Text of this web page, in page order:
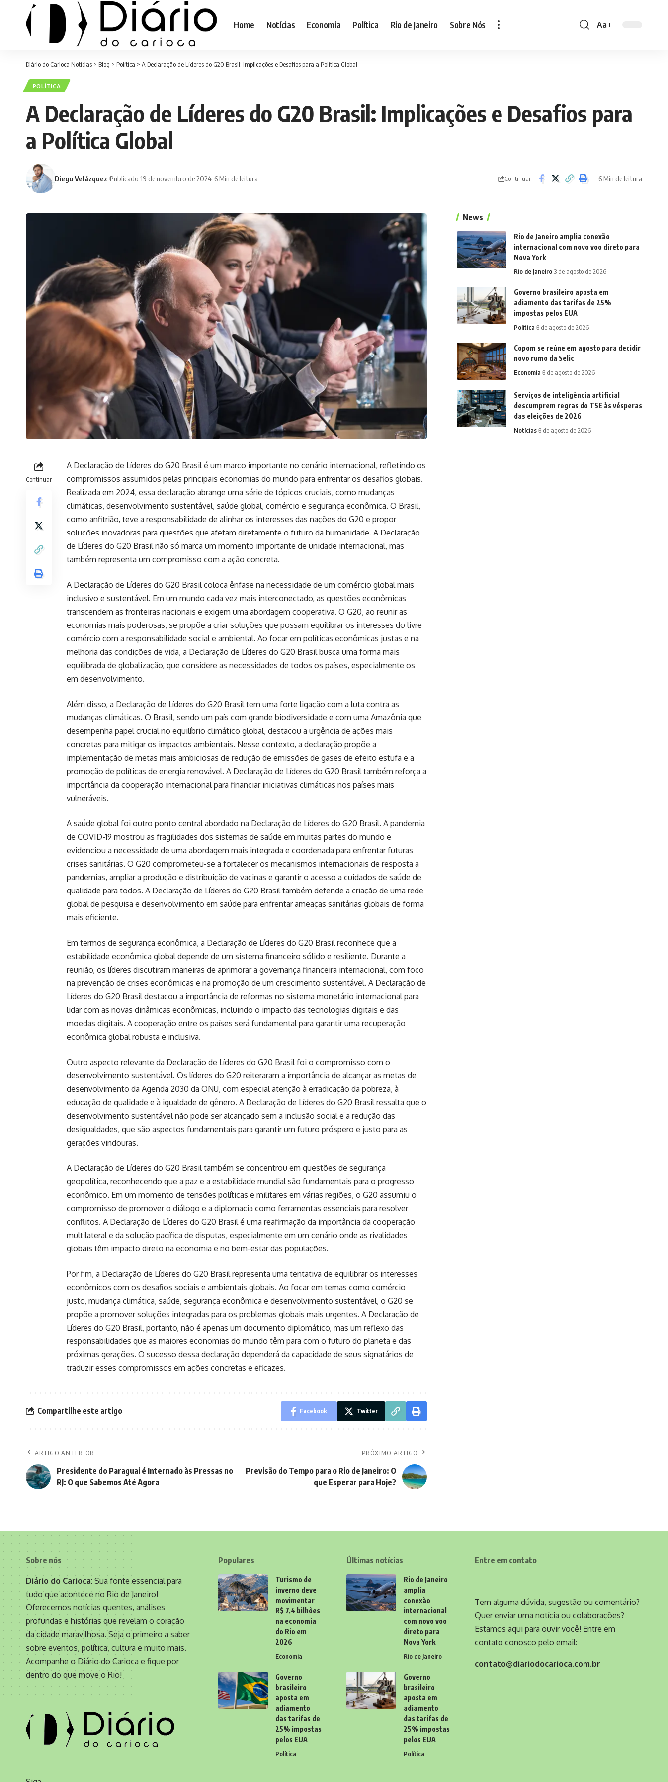
Home Notícias Economia Política Rio de Janeiro Sobre Nós
Font
Aa
Diário do Carioca Notícias > Blog > Política > A Declaração de Líderes do G20 Brasil: Implicações e Desafios para a Política Global
POLÍTICA
A Declaração de Líderes do G20 Brasil: Implicações e Desafios para
a Política Global
Diego Velázquez Publicado 19 de novembro de 2024 6 Min de leitura Continuar 6 Min de leitura
Continuar
A Declaração de Líderes do G20 Brasil é um marco importante no cenário internacional, refletindo os
compromissos assumidos pelas principais economias do mundo para enfrentar os desafios globais.
Realizada em 2024, essa declaração abrange uma série de tópicos cruciais, como mudanças
climáticas, desenvolvimento sustentável, saúde global, comércio e segurança econômica. O Brasil,
como anfitrião, teve a responsabilidade de alinhar os interesses das nações do G20 e propor
soluções inovadoras para questões que afetam diretamente o futuro da humanidade. A Declaração
de Líderes do G20 Brasil não só marca um momento importante de unidade internacional, mas
também representa um compromisso com a ação concreta.
A Declaração de Líderes do G20 Brasil coloca ênfase na necessidade de um comércio global mais
inclusivo e sustentável. Em um mundo cada vez mais interconectado, as questões econômicas
transcendem as fronteiras nacionais e exigem uma abordagem cooperativa. O G20, ao reunir as
economias mais poderosas, se propõe a criar soluções que possam equilibrar os interesses do livre
comércio com a responsabilidade social e ambiental. Ao focar em políticas econômicas justas e na
melhoria das condições de vida, a Declaração de Líderes do G20 Brasil busca uma forma mais
equilibrada de globalização, que considere as necessidades de todos os países, especialmente os
em desenvolvimento.
Além disso, a Declaração de Líderes do G20 Brasil tem uma forte ligação com a luta contra as
mudanças climáticas. O Brasil, sendo um país com grande biodiversidade e com uma Amazônia que
desempenha papel crucial no equilíbrio climático global, destacou a urgência de ações mais
concretas para mitigar os impactos ambientais. Nesse contexto, a declaração propõe a
implementação de metas mais ambiciosas de redução de emissões de gases de efeito estufa e a
promoção de políticas de energia renovável. A Declaração de Líderes do G20 Brasil também reforça a
importância da cooperação internacional para financiar iniciativas climáticas nos países mais
vulneráveis.
A saúde global foi outro ponto central abordado na Declaração de Líderes do G20 Brasil. A pandemia
de COVID-19 mostrou as fragilidades dos sistemas de saúde em muitas partes do mundo e
evidenciou a necessidade de uma abordagem mais integrada e coordenada para enfrentar futuras
crises sanitárias. O G20 comprometeu-se a fortalecer os mecanismos internacionais de resposta a
pandemias, ampliar a produção e distribuição de vacinas e garantir o acesso a cuidados de saúde de
qualidade para todos. A Declaração de Líderes do G20 Brasil também defende a criação de uma rede
global de pesquisa e desenvolvimento em saúde para enfrentar ameaças sanitárias globais de forma
mais eficiente.
Em termos de segurança econômica, a Declaração de Líderes do G20 Brasil reconhece que a
estabilidade econômica global depende de um sistema financeiro sólido e resiliente. Durante a
reunião, os líderes discutiram maneiras de aprimorar a governança financeira internacional, com foco
na prevenção de crises econômicas e na promoção de um crescimento sustentável. A Declaração de
Líderes do G20 Brasil destacou a importância de reformas no sistema monetário internacional para
lidar com as novas dinâmicas econômicas, incluindo o impacto das tecnologias digitais e das
moedas digitais. A cooperação entre os países será fundamental para garantir uma recuperação
econômica global robusta e inclusiva.
Outro aspecto relevante da Declaração de Líderes do G20 Brasil foi o compromisso com o
desenvolvimento sustentável. Os líderes do G20 reiteraram a importância de alcançar as metas de
desenvolvimento da Agenda 2030 da ONU, com especial atenção à erradicação da pobreza, à
educação de qualidade e à igualdade de gênero. A Declaração de Líderes do G20 Brasil ressalta que o
desenvolvimento sustentável não pode ser alcançado sem a inclusão social e a redução das
desigualdades, que são aspectos fundamentais para garantir um futuro próspero e justo para as
gerações vindouras.
A Declaração de Líderes do G20 Brasil também se concentrou em questões de segurança
geopolítica, reconhecendo que a paz e a estabilidade mundial são fundamentais para o progresso
econômico. Em um momento de tensões políticas e militares em várias regiões, o G20 assumiu o
compromisso de promover o diálogo e a diplomacia como ferramentas essenciais para resolver
conflitos. A Declaração de Líderes do G20 Brasil é uma reafirmação da importância da cooperação
multilateral e da solução pacífica de disputas, especialmente em um cenário onde as rivalidades
globais têm impacto direto na economia e no bem-estar das populações.
Por fim, a Declaração de Líderes do G20 Brasil representa uma tentativa de equilibrar os interesses
econômicos com os desafios sociais e ambientais globais. Ao focar em temas como comércio
justo, mudança climática, saúde, segurança econômica e desenvolvimento sustentável, o G20 se
propõe a promover soluções integradas para os problemas globais mais urgentes. A Declaração de
Líderes do G20 Brasil, portanto, não é apenas um documento diplomático, mas um reflexo das
responsabilidades que as maiores economias do mundo têm para com o futuro do planeta e das
próximas gerações. O sucesso dessa declaração dependerá da capacidade de seus signatários de
traduzir esses compromissos em ações concretas e eficazes.
Compartilhe este artigo Facebook Twitter
ARTIGO ANTERIOR
Presidente do Paraguai é Internado às Pressas no
RJ: O que Sabemos Até Agora
PRÓXIMO ARTIGO
Previsão do Tempo para o Rio de Janeiro: O
que Esperar para Hoje?
News
Rio de Janeiro amplia conexão
internacional com novo voo direto para
Nova York
Rio de Janeiro 3 de agosto de 2026
Governo brasileiro aposta em
adiamento das tarifas de 25%
impostas pelos EUA
Política 3 de agosto de 2026
Copom se reúne em agosto para decidir
novo rumo da Selic
Economia 3 de agosto de 2026
Serviços de inteligência artificial
descumprem regras do TSE às vésperas
das eleições de 2026
Notícias 3 de agosto de 2026
Sobre nós
Diário do Carioca: Sua fonte essencial para
tudo que acontece no Rio de Janeiro!
Oferecemos notícias quentes, análises
profundas e histórias que revelam o coração
da cidade maravilhosa. Seja o primeiro a saber
sobre eventos, política, cultura e muito mais.
Acompanhe o Diário do Carioca e fique por
dentro do que move o Rio!
Populares
Turismo de
inverno deve
movimentar
R$ 7,4 bilhões
na economia
do Rio em
2026
Economia
Governo
brasileiro
aposta em
adiamento
das tarifas de
25% impostas
pelos EUA
Política
Últimas notícias
Rio de Janeiro
amplia
conexão
internacional
com novo voo
direto para
Nova York
Rio de Janeiro
Governo
brasileiro
aposta em
adiamento
das tarifas de
25% impostas
pelos EUA
Política
Entre em contato
Tem alguma dúvida, sugestão ou comentário?
Quer enviar uma notícia ou colaborações?
Estamos aqui para ouvir você! Entre em
contato conosco pelo email:
contato@diariodocarioca.com.br